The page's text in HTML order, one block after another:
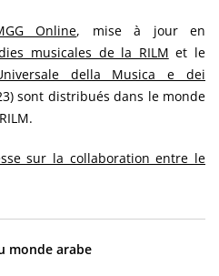
Online, mise à jour en
musicales de la RILM et le
della Musica e dei
sont distribués dans le monde
sur la collaboration entre le
monde arabe